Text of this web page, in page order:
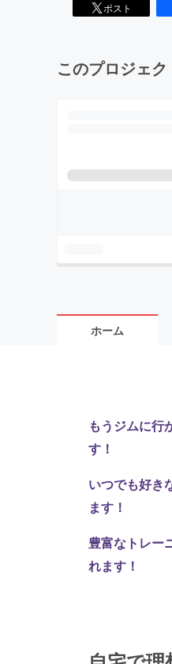
ポスト
このプロジェ
ホーム
もうジムに行
す！
いつでも好き
ます！
豊富なトレー
れます！